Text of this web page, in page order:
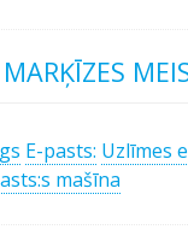
E-pasts: Uzlīmes
mašīna